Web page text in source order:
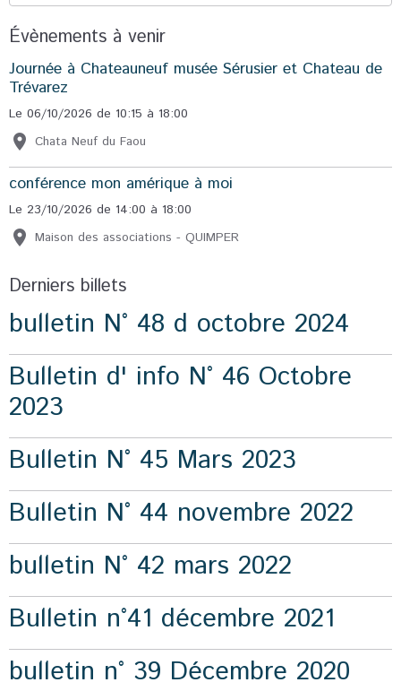
Évènements à venir
Journée à Chateauneuf musée Sérusier et Chateau de
Trévarez
Le 06/10/2026 de 10:15 à 18:00
Chata Neuf du Faou
conférence mon amérique à moi
Le 23/10/2026 de 14:00 à 18:00
Maison des associations - QUIMPER
Derniers billets
bulletin N° 48 d octobre 2024
Bulletin d' info N° 46 Octobre
2023
Bulletin N° 45 Mars 2023
Bulletin N° 44 novembre 2022
bulletin N° 42 mars 2022
Bulletin n°41 décembre 2021
bulletin n° 39 Décembre 2020